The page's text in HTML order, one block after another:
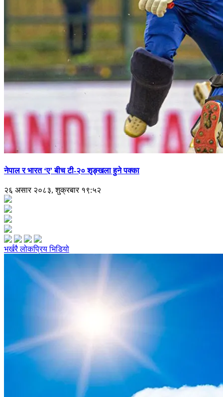
नेपाल र भारत ‘ए’ बीच टी-२० शृङ्खला हुने पक्का
२६ असार २०८३, शुक्रबार १९:५२
भर्खरैलोकप्रियभिडियो